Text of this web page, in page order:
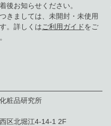
後お知らせください。
きましては、未開封・未使用
。詳しくはご利用ガイドをご
粧品研究所
区北堀江4-14-1 2F